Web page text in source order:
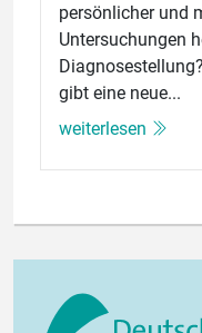
persönlicher und
Untersuchungen
gibt eine neue...
weiterlesen